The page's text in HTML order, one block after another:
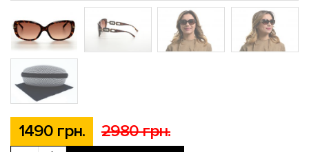
1490 грн. 2980 грн.